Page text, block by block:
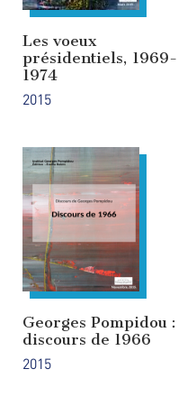
Les voeux
présidentiels, 1969-
1974
2015
Georges Pompidou :
discours de 1966
2015